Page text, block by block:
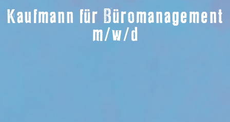
Kaufmann für Büromanagement
m/w/d